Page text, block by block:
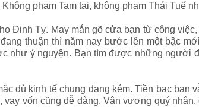
phạm Tam tai, không phạm Thái Tuế
Đinh Tỵ. May mắn gõ cửa bạn từ công
thuận thì năm nay bước lên một bậc
như ý nguyện. Bạn tìm được những
dù kinh tế chung đang kém. Tiền bạc
vốn cũng dễ dàng. Vận vượng quý